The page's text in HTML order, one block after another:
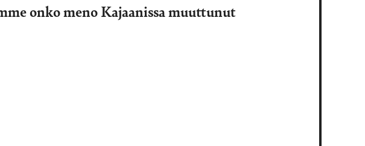
onko meno Kajaanissa muuttunut